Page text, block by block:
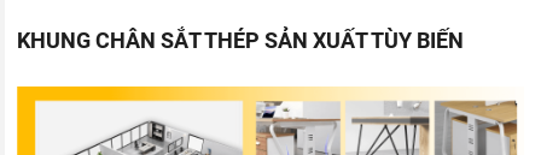
KHUNG CHÂN SẮT THÉP SẢN XUẤT TÙY BIẾN